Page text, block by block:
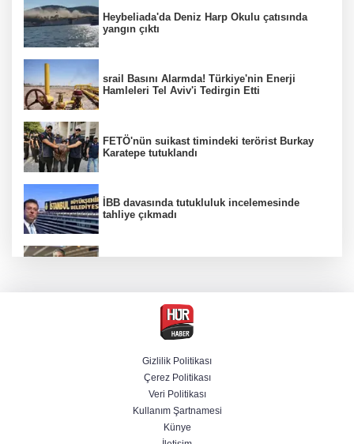
Heybeliada'da Deniz Harp Okulu çatısında
yangın çıktı
srail Basını Alarmda! Türkiye'nin Enerji
Hamleleri Tel Aviv'i Tedirgin Etti
FETÖ'nün suikast timindeki terörist Burkay
Karatepe tutuklandı
İBB davasında tutukluluk incelemesinde
tahliye çıkmadı
MGK toplanıyor: Ana gündem Terörsüz
MGK toplantısı sona erdi, 8 maddelik bildiri
yayımlandı
Gizlilik Politikası
Çerez Politikası
Veri Politikası
Kullanım Şartnamesi
Künye